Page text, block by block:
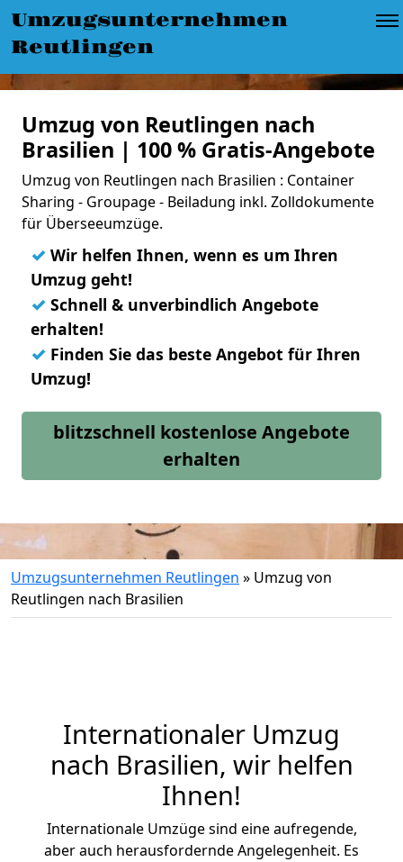
Umzugsunternehmen
Reutlingen
Umzug von Reutlingen nach
Brasilien | 100 % Gratis-Angebote
Umzug von Reutlingen nach Brasilien : Container
Sharing - Groupage - Beiladung inkl. Zolldokumente
für Überseeumzüge.
✓ Wir helfen Ihnen, wenn es um Ihren
Umzug geht!
✓ Schnell & unverbindlich Angebote
erhalten!
✓ Finden Sie das beste Angebot für Ihren
Umzug!
blitzschnell kostenlose Angebote
erhalten
Umzugsunternehmen Reutlingen » Umzug von
Reutlingen nach Brasilien
Internationaler Umzug
nach Brasilien, wir helfen
Ihnen!
Internationale Umzüge sind eine aufregende,
aber auch herausfordernde Angelegenheit. Es